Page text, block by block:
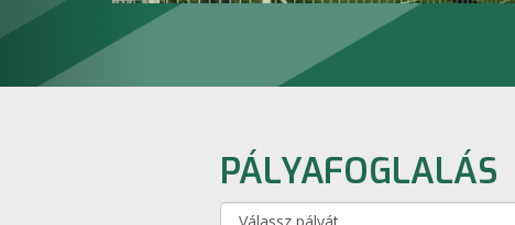
PÁLYAFOGLALÁS